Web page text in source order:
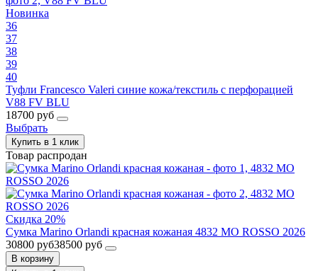
Новинка
36
37
38
39
40
Туфли Francesco Valeri синие кожа/текстиль с перфорацией
V88 FV BLU
18700 руб
Выбрать
Купить в 1 клик
Товар распродан
Скидка 20%
Сумка Marino Orlandi красная кожаная 4832 MO ROSSO 2026
30800 руб38500 руб
В корзину